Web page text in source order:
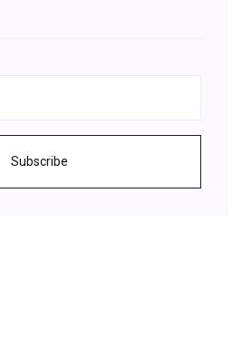
Subscribe